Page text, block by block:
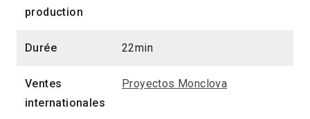
production
Durée 22min
Ventes
internationales
Proyectos Monclova